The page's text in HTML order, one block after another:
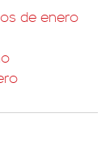
de enero